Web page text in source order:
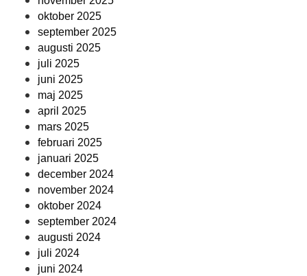
oktober 2025
september 2025
augusti 2025
juli 2025
juni 2025
maj 2025
april 2025
mars 2025
februari 2025
januari 2025
december 2024
november 2024
oktober 2024
september 2024
augusti 2024
juli 2024
juni 2024